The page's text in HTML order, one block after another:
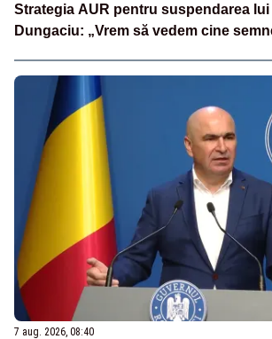
Strategia AUR pentru suspendarea
Dungaciu: „Vrem să vedem cine
7 aug. 2026, 08:40